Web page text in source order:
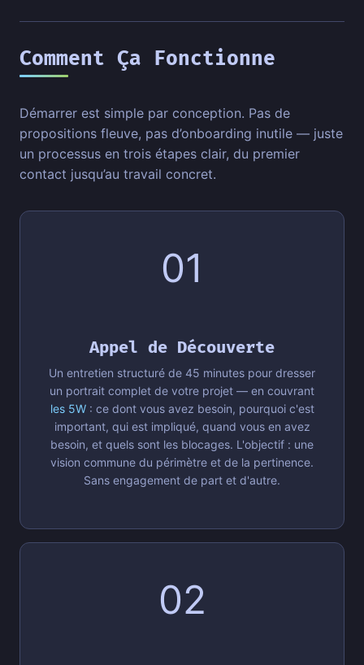
Comment Ça Fonctionne
Démarrer est simple par conception. Pas de
propositions fleuve, pas d’onboarding inutile — juste
un processus en trois étapes clair, du premier
contact jusqu’au travail concret.
01
Appel de Découverte
Un entretien structuré de 45 minutes pour dresser
un portrait complet de votre projet — en couvrant
les 5W: ce dont vous avez besoin, pourquoi c'est
important, qui est impliqué, quand vous en avez
besoin, et quels sont les blocages. L'objectif : une
vision commune du périmètre et de la pertinence.
Sans engagement de part et d'autre.
02